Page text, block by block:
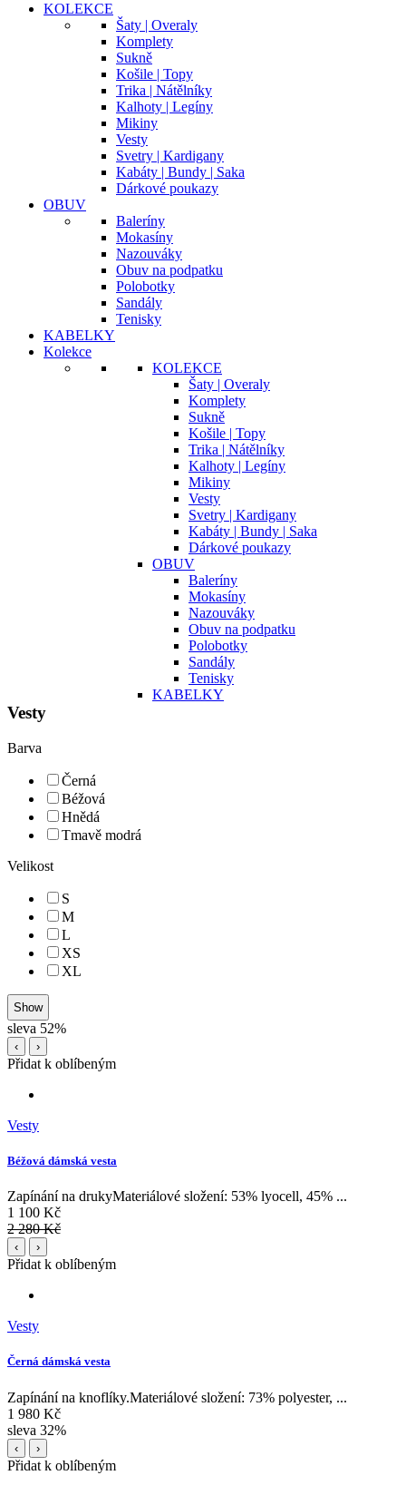
KOLEKCE
Šaty | Overaly
Komplety
Sukně
Košile | Topy
Trika | Nátělníky
Kalhoty | Legíny
Mikiny
Vesty
Svetry | Kardigany
Kabáty | Bundy | Saka
Dárkové poukazy
OBUV
Baleríny
Mokasíny
Nazouváky
Obuv na podpatku
Polobotky
Sandály
Tenisky
KABELKY
Kolekce
KOLEKCE
Šaty | Overaly
Komplety
Sukně
Košile | Topy
Trika | Nátělníky
Kalhoty | Legíny
Mikiny
Vesty
Svetry | Kardigany
Kabáty | Bundy | Saka
Dárkové poukazy
OBUV
Baleríny
Mokasíny
Nazouváky
Obuv na podpatku
Polobotky
Sandály
Tenisky
KABELKY
Vesty
Barva
Černá
Béžová
Hnědá
Tmavě modrá
Velikost
S
M
L
XS
XL
sleva 52%
‹ ›
Přidat k oblíbeným
Vesty
Béžová dámská vesta
Zapínání na drukyMateriálové složení: 53% lyocell, 45% ...
1 100 Kč
2 280 Kč
‹ ›
Přidat k oblíbeným
Vesty
Černá dámská vesta
Zapínání na knoflíky.Materiálové složení: 73% polyester, ...
1 980 Kč
sleva 32%
‹ ›
Přidat k oblíbeným